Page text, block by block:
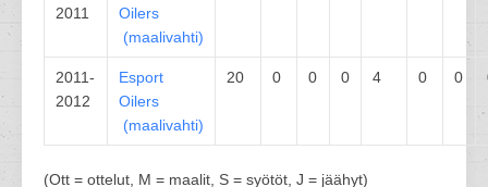
2011
Oilers
(maalivahti)
2011-
2012
Esport
Oilers
(maalivahti)
20 0 0 0 4 0 0
(Ott = ottelut, M = maalit, S = syötöt, J = jäähyt)